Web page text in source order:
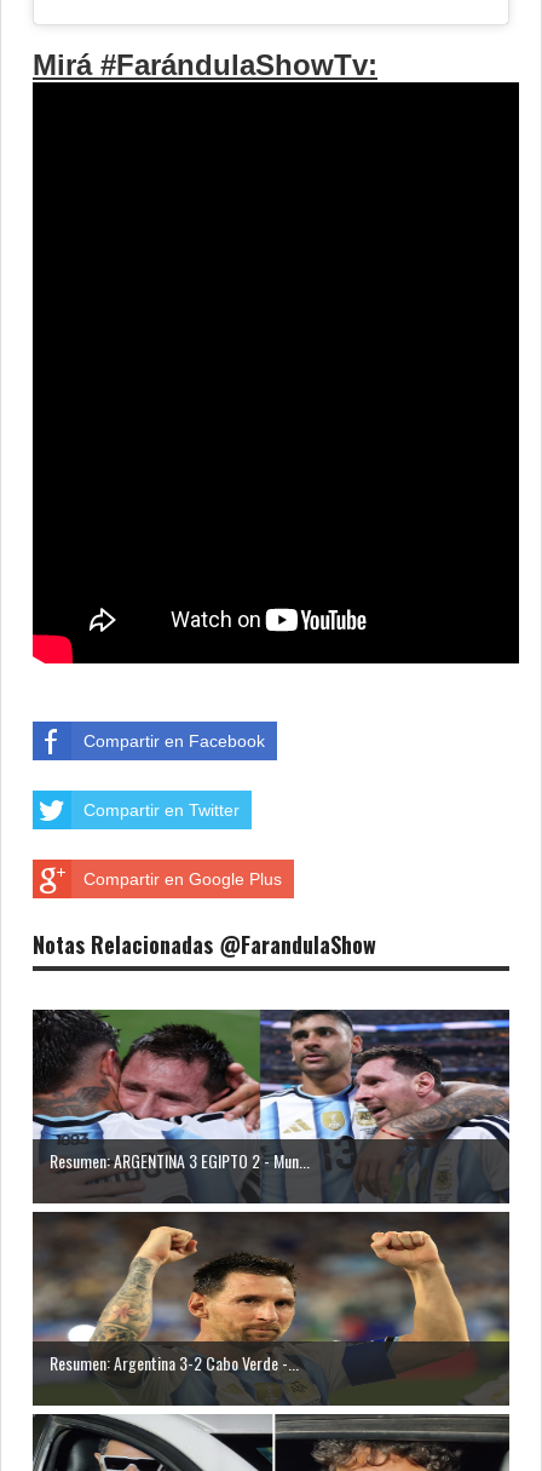
Mirá #FarándulaShowTv:
Compartir en Facebook
Compartir en Twitter
Compartir en Google Plus
Notas Relacionadas @FarandulaShow
Resumen: ARGENTINA 3 EGIPTO 2 - Mun...
Resumen: Argentina 3-2 Cabo Verde -...